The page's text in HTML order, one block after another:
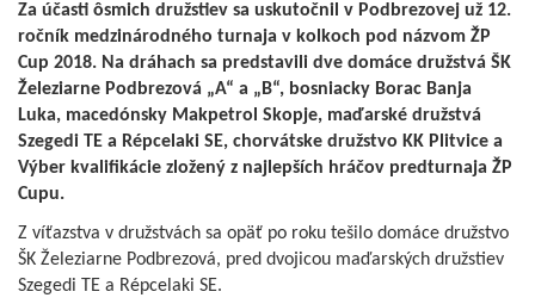
Za účasti ôsmich družstiev sa uskutočnil v Podbrezovej už 12.
ročník medzinárodného turnaja v kolkoch pod názvom ŽP
Cup 2018. Na dráhach sa predstavili dve domáce družstvá ŠK
Železiarne Podbrezová „A“ a „B“, bosniacky Borac Banja
Luka, macedónsky Makpetrol Skopje, maďarské družstvá
Szegedi TE a Répcelaki SE, chorvátske družstvo KK Plitvice a
Výber kvalifikácie zložený z najlepších hráčov predturnaja ŽP
Cupu.
Z víťazstva v družstvách sa opäť po roku tešilo domáce družstvo
ŠK Železiarne Podbrezová, pred dvojicou maďarských družstiev
Szegedi TE a Répcelaki SE.